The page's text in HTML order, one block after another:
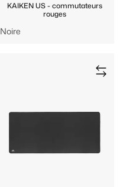
KAIKEN US - commutateurs
rouges
Noire